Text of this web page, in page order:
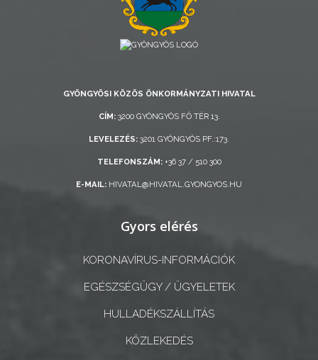
VÁROSRENDÉSZET
ÖNKORMÁNYZATI
INTÉZMÉNYEK
NYOMTATVÁNYOK
GYÖNGYÖSI KÖZÖS ÖNKORMÁNYZATI HIVATAL
CÍM:3200 GYÖNGYÖS FŐ TÉR 13.
LEVELEZÉS: 3201 GYÖNGYÖS PF.:173.
TELEFONSZÁM:+36 37 / 510 300
E-MAIL: HIVATAL@HIVATAL.GYONGYOS.HU
Gyors elérés
KORONAVÍRUS-INFORMÁCIÓK
EGÉSZSÉGÜGY / ÜGYELETEK
HULLADÉKSZÁLLÍTÁS
KÖZLEKEDÉS